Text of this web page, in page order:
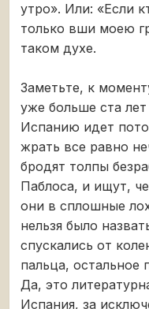
утро». Или: «Если
только вши моею
таком духе.
Заметьте, к
уже больше ста
Испанию идет
жрать все равно
бродят толпы
Паблоса, и ищут,
они в сплошные
нельзя было
спускались от
пальца, остальное
Да, это
Испания, за